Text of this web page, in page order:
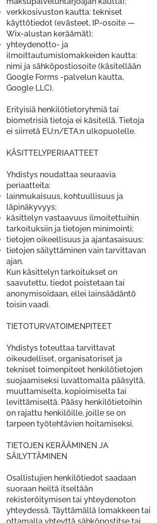
verkkosivuston kautta: tekniset
käyttötiedot (evästeet, IP-osoite —
Wix-alustan keräämät);
yhteydenotto- ja
ilmoittautumislomakkeiden kautta:
nimi ja sähköpostiosoite (käsitellään
Google Forms -palvelun kautta,
Google LLC).
Erityisiä henkilötietoryhmiä tai
biometrisiä tietoja ei käsitellä. Tietoja
ei siirretä EU:n/ETA:n ulkopuolelle.
KÄSITTELYPERIAATTEET
Yhdistys noudattaa seuraavia
periaatteita:
lainmukaisuus, kohtuullisuus ja
läpinäkyvyys;
käsittelyn vastaavuus ilmoitettuihin
tarkoituksiin ja tietojen minimointi;
tietojen oikeellisuus ja ajantasaisuus;
tietojen säilyttäminen vain tarvittavan
ajan.
Kun käsittelyn tarkoitukset on
saavutettu, tiedot poistetaan tai
anonymisoidaan, ellei lainsäädäntö
toisin vaadi.
TIETOTURVATOIMENPITEET
Yhdistys toteuttaa tarvittavat
oikeudelliset, organisatoriset ja
tekniset toimenpiteet henkilötietojen
suojaamiseksi luvattomalta pääsyltä,
muuttamiselta, kopioimiselta tai
levittämiseltä. Pääsy henkilötietoihin
on rajattu henkilöille, joille se on
tarpeen työtehtävien hoitamiseksi.
TIETOJEN KERÄÄMINEN JA
SÄILYTTÄMINEN
Osallistujien henkilötiedot saadaan
suoraan heiltä itseltään
rekisteröitymisen tai yhteydenoton
yhteydessä. Täyttämällä lomakkeen tai